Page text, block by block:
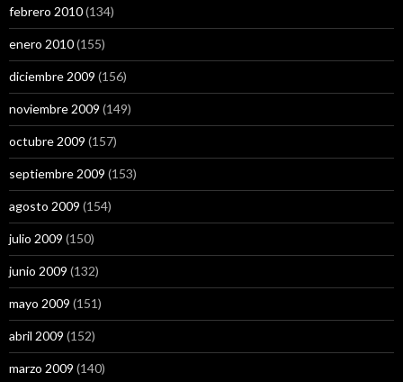
febrero 2010(134)
enero 2010(155)
diciembre 2009 (156)
noviembre 2009 (149)
octubre 2009 (157)
septiembre 2009 (153)
agosto 2009 (154)
julio 2009 (150)
junio 2009 (132)
mayo 2009 (151)
abril 2009 (152)
marzo 2009 (140)